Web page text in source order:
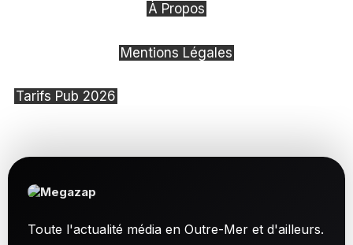
À Propos
Mentions Légales
Tarifs Pub 2026
Toute l'actualité média en Outre-Mer et d'ailleurs.